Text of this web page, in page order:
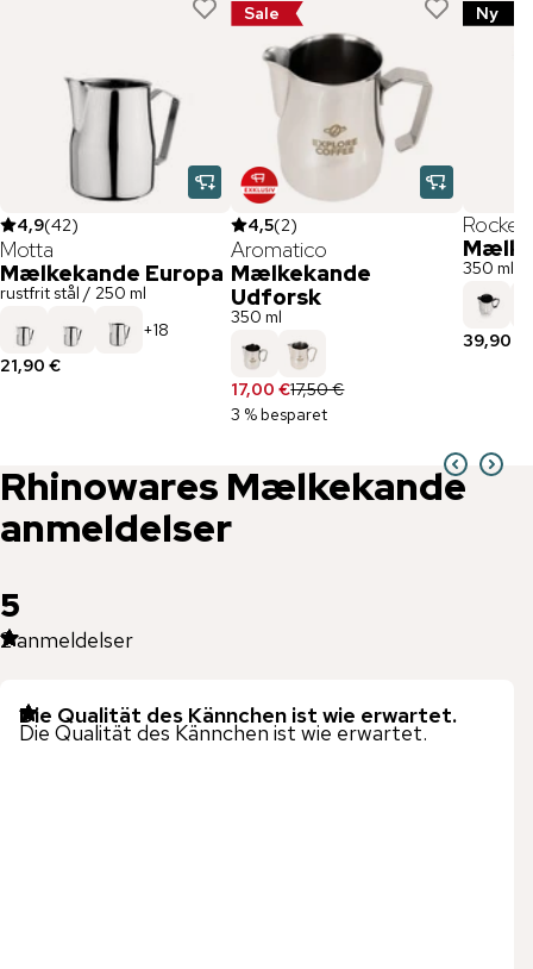
4,9(42)
Motta
Mælkekande Europa
rustfrit stål / 250 ml
+18
21,90 €
Sale
4,5(2)
Aromatico
Mælkekande
Udforsk
350 ml
17,00 €17,50 €
3 % besparet
Ny
Rocket
350 ml
39,90 €
Rhinowares Mælkekande
anmeldelser
5
2anmeldelser
Die Qualität des Kännchen ist wie erwartet.
Die Qualität des Kännchen ist wie erwartet.